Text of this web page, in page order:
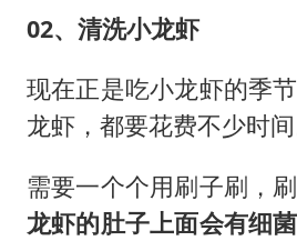
02、清洗小龙虾
现在正是吃小龙虾的季
龙虾，都要花费不少时间
需要一个个用刷子刷，
龙虾的肚子上面会有细